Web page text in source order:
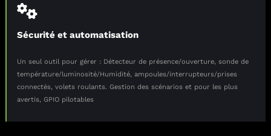
Sécurité et automatisation
Un seul outil pour gérer : Détecteur de présence/ouverture, sonde de
température/luminosité/Humidité, ampoules/interrupteurs/prises
connectés, volets roulants. Gestion des scénarios et pour les plus
avertis, GPIO pilotables